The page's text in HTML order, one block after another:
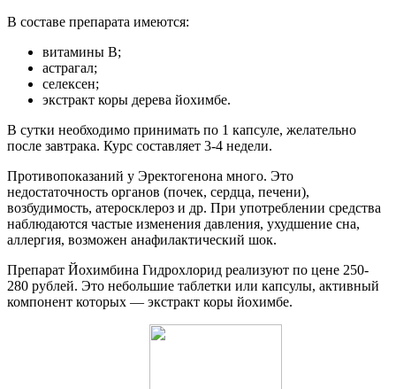
В составе препарата имеются:
витамины В;
астрагал;
селексен;
экстракт коры дерева йохимбе.
В сутки необходимо принимать по 1 капсуле, желательно
после завтрака. Курс составляет 3-4 недели.
Противопоказаний у Эректогенона много. Это
недостаточность органов (почек, сердца, печени),
возбудимость, атеросклероз и др. При употреблении средства
наблюдаются частые изменения давления, ухудшение сна,
аллергия, возможен анафилактический шок.
Препарат Йохимбина Гидрохлорид реализуют по цене 250-
280 рублей. Это небольшие таблетки или капсулы, активный
компонент которых — экстракт коры йохимбе.